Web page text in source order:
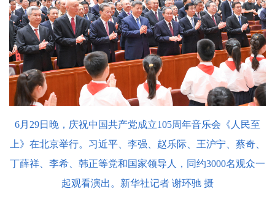
6月29日晚，庆祝中国共产党成立105周年音乐会《人民至
上》在北京举行。习近平、李强、赵乐际、王沪宁、蔡奇、
丁薛祥、李希、韩正等党和国家领导人，同约3000名观众一
起观看演出。新华社记者 谢环驰 摄